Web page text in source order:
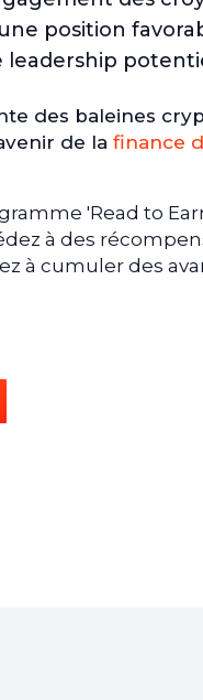
position
leadership
des baleines
de la finance
'Read to
à des
à cumuler des